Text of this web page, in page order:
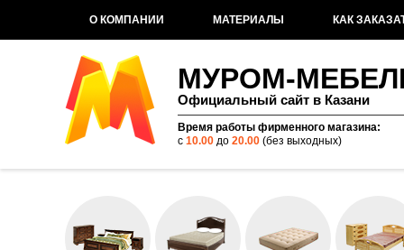
О КОМПАНИИ МАТЕРИАЛЫ КАК
МУРОМ-
Официальный сайт в Казани
Время работы фирменного магазина:
с 10.00 до 20.00 (без выходных)